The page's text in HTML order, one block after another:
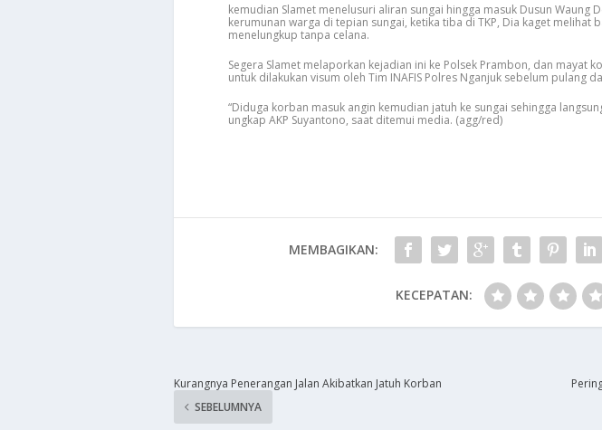
kemudian Slamet menelusuri aliran sungai hingga masuk Dusun Waung
kerumunan warga di tepian sungai, ketika tiba di TKP, Dia kaget melihat
menelungkup tanpa celana.
Segera Slamet melaporkan kejadian ini ke Polsek Prambon, dan mayat
untuk dilakukan visum oleh Tim INAFIS Polres Nganjuk sebelum pulang
“Diduga korban masuk angin kemudian jatuh ke sungai sehingga
ungkap AKP Suyantono, saat ditemui media. (agg/red)
MEMBAGIKAN:
KECEPATAN:
Kurangnya Penerangan Jalan Akibatkan Jatuh Korban
SEBELUMNYA